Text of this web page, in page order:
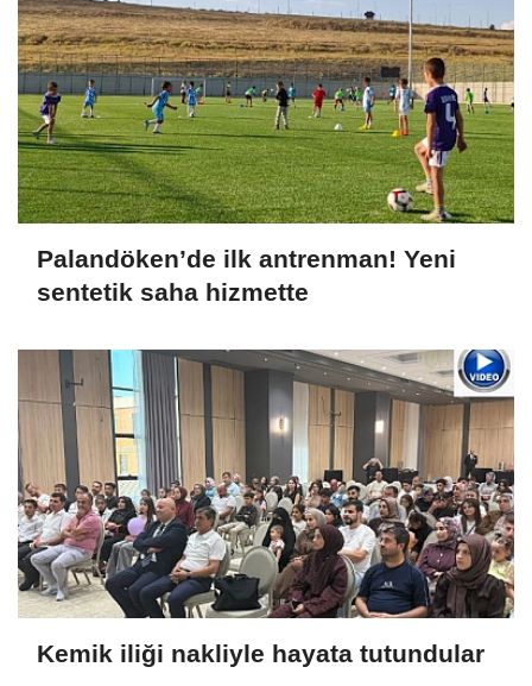
Palandöken’de ilk antrenman! Yeni
sentetik saha hizmette
Kemik iliği nakliyle hayata tutundular